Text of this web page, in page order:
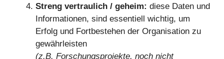
Streng vertraulich / geheim: diese Daten und
Informationen, sind essentiell wichtig, um
Erfolg und Fortbestehen der Organisation zu
gewährleisten
(z.B. Forschungsprojekte, noch nicht